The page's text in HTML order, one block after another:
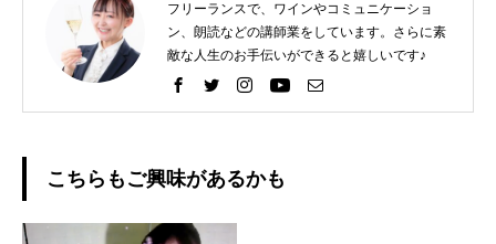
フリーランスで、ワインやコミュニケーショ
ン、朗読などの講師業をしています。さらに素
敵な人生のお手伝いができると嬉しいです♪
こちらもご興味があるかも